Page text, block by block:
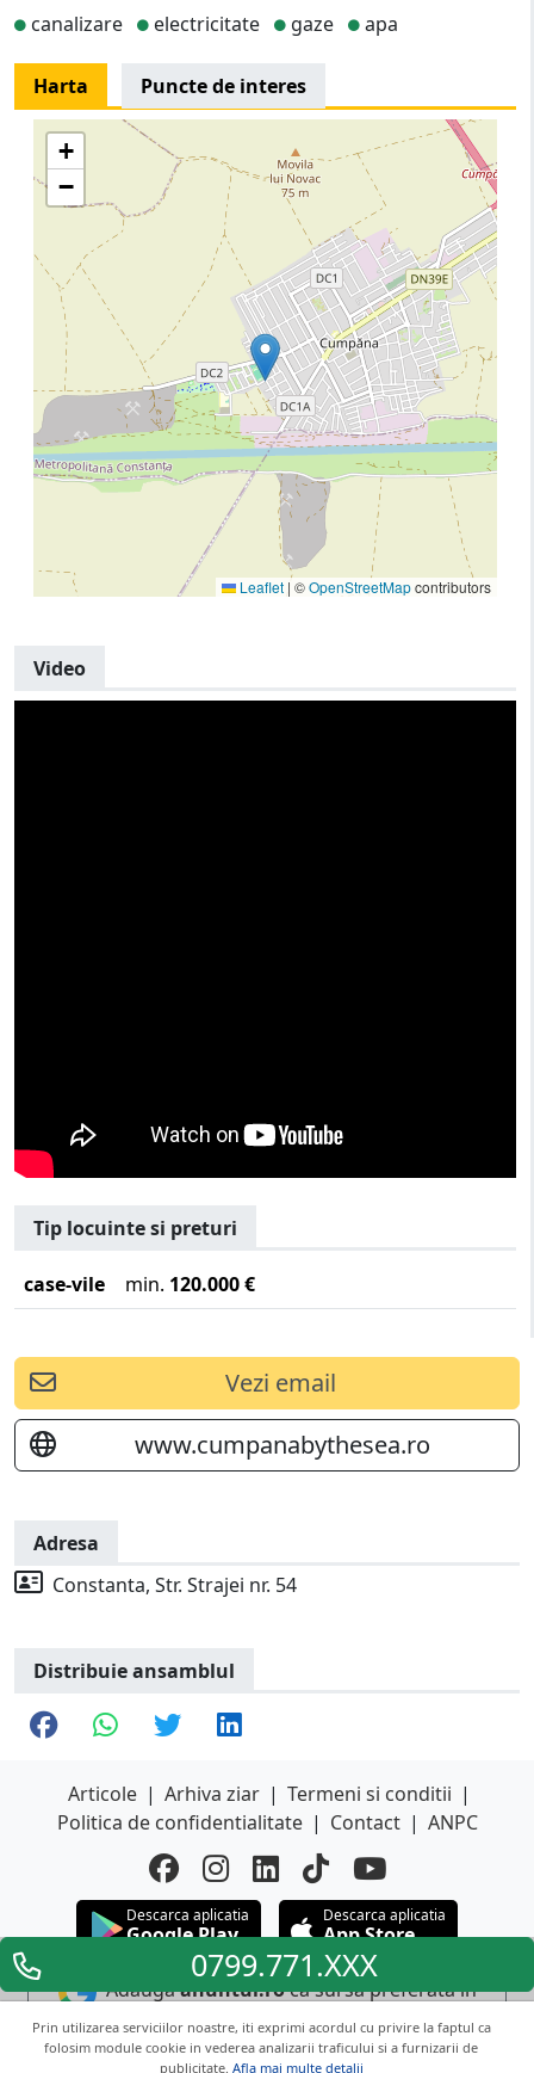
canalizare
electricitate gaze apa
Harta Puncte de interes
+
−
Leaflet | ©OpenStreetMapcontributors
Video
Tip locuinte si preturi
case-vile min. 120.000 €
0799.771.XXX
Prin utilizarea serviciilor noastre, iti exprimi acordul cu privire la faptul ca
folosim module cookie in vederea analizarii traficului si a furnizarii de
publicitate. Afla mai multe detalii
Vezi email
www.cumpanabythesea.ro
Adresa
Constanta, Str. Strajei nr. 54
Distribuie ansamblul
Articole | Arhiva ziar | Termeni si conditii |
Politica de confidentialitate | Contact | ANPC
Descarca aplicatia
Google Play
Descarca aplicatia
App Store
Adaugaanuntul.roca sursa preferata in
Google